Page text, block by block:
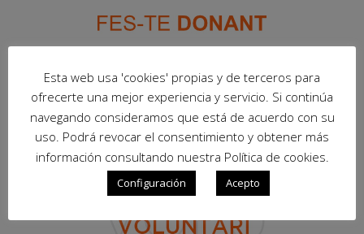
Esta web usa 'cookies' propias y de terceros para
ofrecerte una mejor experiencia y servicio. Si continúa
navegando consideramos que está de acuerdo con su
uso. Podrá revocar el consentimiento y obtener más
información consultando nuestra Política de cookies.
Configuración Acepto